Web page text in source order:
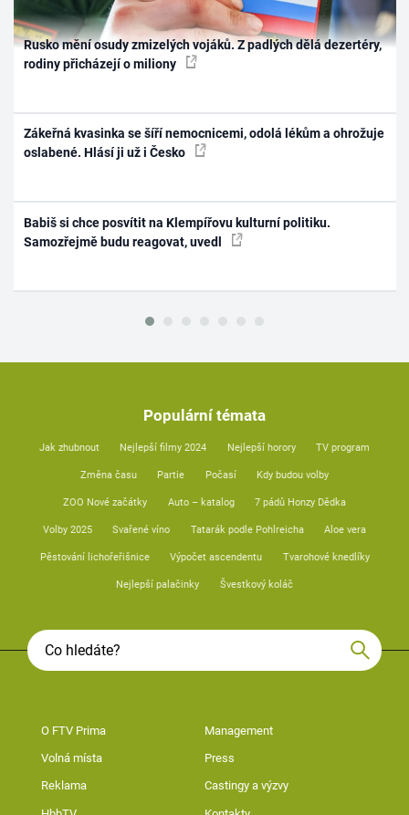
Rusko mění osudy zmizelých vojáků. Z padlých dělá dezertéry,
rodiny přicházejí o miliony
Zákeřná kvasinka se šíří nemocnicemi, odolá lékům a ohrožuje
oslabené. Hlásí ji už i Česko
Babiš si chce posvítit na Klempířovu kulturní politiku.
Samozřejmě budu reagovat, uvedl
Populární témata
Jak zhubnout Nejlepší filmy 2024 Nejlepší horory TV program
Změna času Partie Počasí Kdy budou volby
ZOO Nové začátky Auto – katalog 7 pádů Honzy Dědka
Volby 2025 Svařené víno Tatarák podle Pohlreicha Aloe vera
Pěstování lichořeřišnice Výpočet ascendentu Tvarohové knedlíky
Nejlepší palačinky Švestkový koláč
O FTV Prima Management
Volná místa Press
Reklama Castingy a výzvy